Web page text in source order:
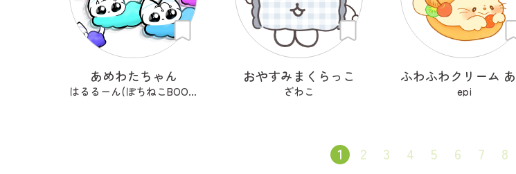
あめわたちゃん
はるるーん(ぽちねこBOOKS)
おやすみまくらっこ
ざわこ epi
1 2 3 4 5 6 7 8